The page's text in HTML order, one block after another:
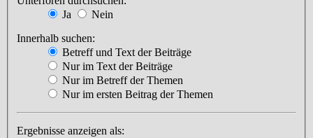
Ja
Nein
Innerhalb suchen:
Betreff und Text der Beiträge
Nur im Text der Beiträge
Nur im Betreff der Themen
Nur im ersten Beitrag der Themen
Ergebnisse anzeigen als: